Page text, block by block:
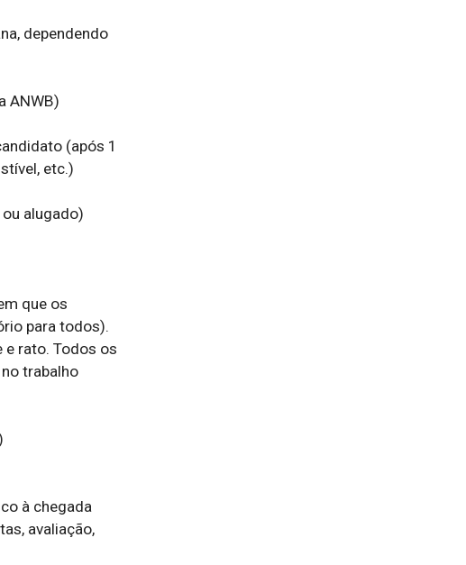
dependendo
ANWB)
(após 1
etc.)
alugado)
que os
para todos).
e rato. Todos os
trabalho
à chegada
avaliação,